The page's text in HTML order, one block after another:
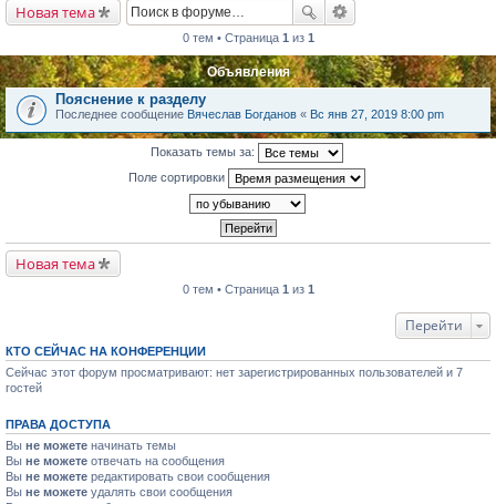
Новая тема
0 тем • Страница 1 из 1
Объявления
Пояснение к разделу
Последнее сообщение Вячеслав Богданов « Вс янв 27, 2019 8:00 pm
Показать темы за:
Поле сортировки
Новая тема
0 тем • Страница 1 из 1
Перейти
КТО СЕЙЧАС НА КОНФЕРЕНЦИИ
Сейчас этот форум просматривают: нет зарегистрированных пользователей и 7
гостей
ПРАВА ДОСТУПА
Вы не можете начинать темы
Вы не можете отвечать на сообщения
Вы не можете редактировать свои сообщения
Вы не можете удалять свои сообщения